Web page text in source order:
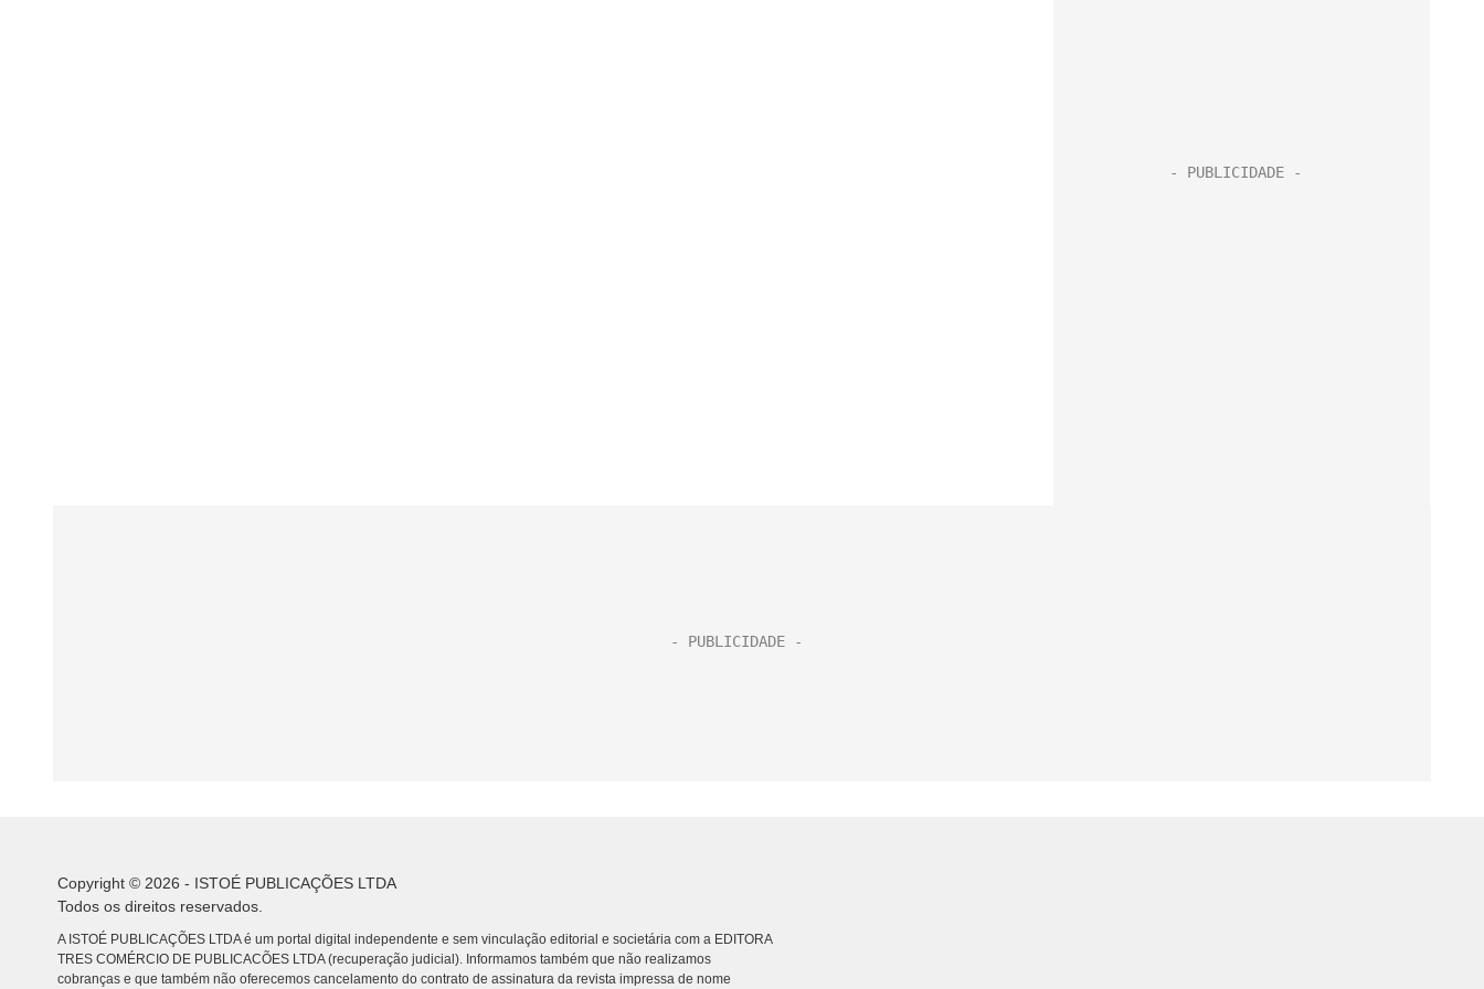
Copyright © 2026 - ISTOÉ PUBLICAÇÕES LTDA
Todos os direitos reservados.
A ISTOÉ PUBLICAÇÕES LTDA é um portal digital independente e sem vinculação editorial e societária com a EDITORA
TRES COMÉRCIO DE PUBLICACÕES LTDA (recuperação judicial). Informamos também que não realizamos
cobranças e que também não oferecemos cancelamento do contrato de assinatura da revista impressa de nome